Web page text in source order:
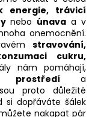
energie, trávicí
nebo únavaa v
onemocnění.
stravování,
cukru,
nám pomáhají,
prostředí a
proto důležité
si dopřáváte šálek
nakapat pár